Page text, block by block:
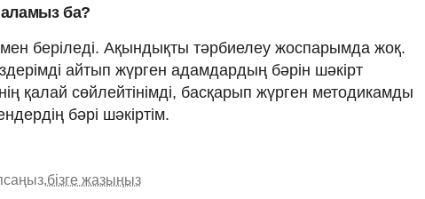
аламыз ба?
беріледі. Ақындықты тәрбиелеу жоспарымда жоқ.
айтып жүрген адамдардың бәрін шәкірт
қалай сөйлейтінімді, басқарып жүрген методикамды
бәрі шәкіртім.
бізге жазыңыз